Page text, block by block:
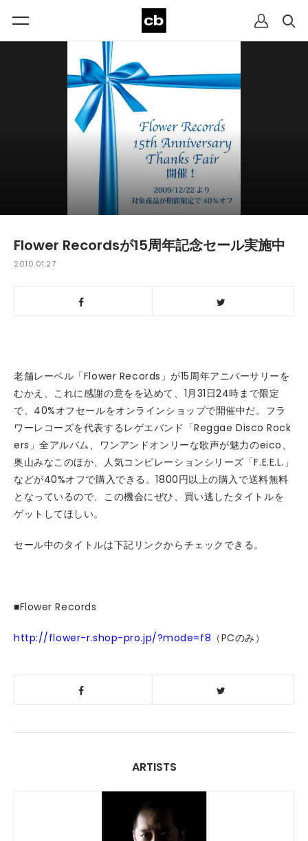
Flower Recordsが15周年記念セール実施中
2010.01.27
老舗レーベル「Flower Records」が15周年アニバーサリーを
むかえ、これに感謝の意をを込めて、1月31日24時まで限定
で、40%オフセールをオンラインショップで開催中だ。フラ
ワーレコーズを代表するレゲエバンド「Reggae Disco Rock
ers」全アルバム、ワンアンドオンリーな歌声が魅力のeico、
奥山みなこのほか、人気コンピレーションシリーズ「F.E.E.L.」
などが40%オフで購入できる。1800円以上の購入で送料無料
となっているので、この機会にぜひ、買い逃したタイトルを
ゲットしてほしい。
セール中のタイトルは下記リンクからチェックできる。
■Flower Records
http://flower-r.shop-pro.jp/?mode=f8 （PCのみ）
ARTISTS